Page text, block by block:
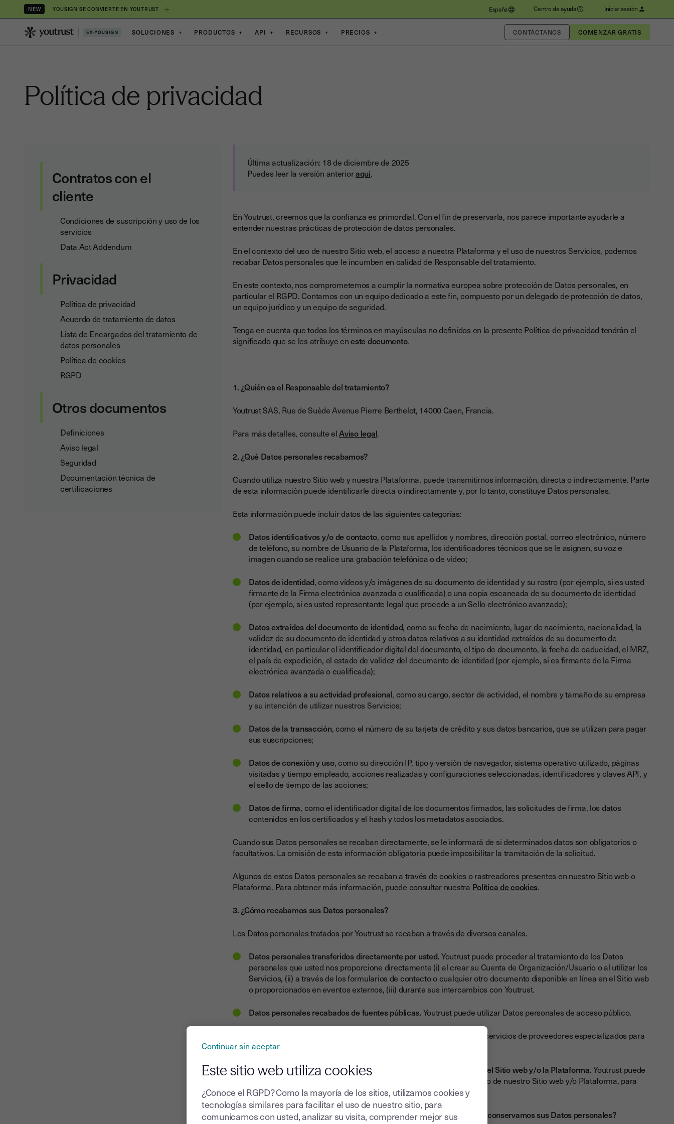
NEW YOUSIGN SE CONVIERTE EN YOUTRUST España Centro de ayuda Iniciar sesión
SOLUCIONES + PRODUCTOS + API + RECURSOS + PRECIOS + CONTÁCTANOS
Política de privacidad
Contratos con el
cliente
Condiciones de suscripción y uso de los
servicios
Data Act Addendum
Privacidad
Política de privacidad
Acuerdo de tratamiento de datos
Lista de Encargados del tratamiento de
datos personales
Política de cookies
RGPD
Otros documentos
Definiciones
Aviso legal
Seguridad
Documentación técnica de
certificaciones
Última actualización: 18 de diciembre de 2025
Puedes leer la versión anterioraquí.
En Youtrust, creemos que la confianza es primordial. Con el fin de preservarla, nos parece importante ayudarle a
entender nuestras prácticas de protección de datos personales.
En el contexto del uso de nuestro Sitio web, el acceso a nuestra Plataforma y el uso de nuestros Servicios, podemos
recabar Datos personales que le incumben en calidad de Responsable del tratamiento.
En este contexto, nos comprometemos a cumplir la normativa europea sobre protección de Datos personales, en
particular el RGPD. Contamos con un equipo dedicado a este fin, compuesto por un delegado de protección de datos,
un equipo jurídico y un equipo de seguridad.
Tenga en cuenta que todos los términos en mayúsculas no definidos en la presente Política de privacidad tendrán el
significado que se les atribuye eneste documento.
1. ¿Quién es el Responsable del tratamiento?
Youtrust SAS, Rue de Suède Avenue Pierre Berthelot, 14000 Caen, Francia.
Para más detalles, consulte elAviso legal.
2. ¿Qué Datos personales recabamos?
Cuando utiliza nuestro Sitio web y nuestra Plataforma, puede transmitirnos información, directa o indirectamente. Parte
de esta información puede identificarle directa o indirectamente y, por lo tanto, constituye Datos personales.
Esta información puede incluir datos de las siguientes categorías:
Datos identificativos y/o de contacto, como sus apellidos y nombres, dirección postal, correo electrónico, número
de teléfono, su nombre de Usuario de la Plataforma, los identificadores técnicos que se le asignen, su voz e
imagen cuando se realice una grabación telefónica o de vídeo;
Datos de identidad, como vídeos y/o imágenes de su documento de identidad y su rostro (por ejemplo, si es usted
firmante de la Firma electrónica avanzada o cualificada) o una copia escaneada de su documento de identidad
(por ejemplo, si es usted representante legal que procede a un Sello electrónico avanzado);
Datos extraídos del documento de identidad, como su fecha de nacimiento, lugar de nacimiento, nacionalidad, la
validez de su documento de identidad y otros datos relativos a su identidad extraídos de su documento de
identidad, en particular el identificador digital del documento, el tipo de documento, la fecha de caducidad, el MRZ,
el país de expedición, el estado de validez del documento de identidad (por ejemplo, si es firmante de la Firma
electrónica avanzada o cualificada);
Datos relativos a su actividad profesional, como su cargo, sector de actividad, el nombre y tamaño de su empresa
y su intención de utilizar nuestros Servicios;
Datos de la transacción, como el número de su tarjeta de crédito y sus datos bancarios, que se utilizan para pagar
sus suscripciones;
Datos de conexión y uso, como su dirección IP, tipo y versión de navegador, sistema operativo utilizado, páginas
visitadas y tiempo empleado, acciones realizadas y configuraciones seleccionadas, identificadores y claves API, y
el sello de tiempo de las acciones;
Datos de firma, como el identificador digital de los documentos firmados, las solicitudes de firma, los datos
contenidos en los certificados y el hash y todos los metadatos asociados.
Cuando sus Datos personales se recaban directamente, se le informará de si determinados datos son obligatorios o
facultativos. La omisión de esta información obligatoria puede imposibilitar la tramitación de la solicitud.
Algunos de estos Datos personales se recaban a través de cookies o rastreadores presentes en nuestro Sitio web o
Plataforma. Para obtener más información, puede consultar nuestra Política de cookies.
3. ¿Cómo recabamos sus Datos personales?
Los Datos personales tratados por Youtrust se recaban a través de diversos canales.
Datos personales transferidos directamente por usted. Youtrust puede proceder al tratamiento de los Datos
personales que usted nos proporcione directamente (i) al crear su Cuenta de Organización/Usuario o al utilizar los
Servicios, (ii) a través de los formularios de contacto o cualquier otro documento disponible en línea en el Sitio web
o proporcionados en eventos externos, (iii) durante sus intercambios con Youtrust.
Datos personales recabados de fuentes públicas. Youtrust puede utilizar Datos personales de acceso público.
. Youtrust podrá utilizar los servicios de proveedores especializados para
acceder a bases de datos actualizadas.
Datos personales recabados automáticamente cuando usted utiliza el Sitio web y/o la Plataforma. Youtrust puede
recabar sus Datos personales para elaborar estadísticas sobre el uso de nuestro Sitio web y/o Plataforma, para
llevar a cabo campañas publicitarias dirigidas.
4. ¿Con qué fundamento jurídico, para qué fines y durante cuánto tiempo conservamos sus Datos personales?
Continuar sin aceptar
Este sitio web utiliza cookies
¿Conoce el RGPD? Como la mayoría de los sitios, utilizamos cookies y
tecnologías similares para facilitar el uso de nuestro sitio, para
comunicarnos con usted, analizar su visita, comprender mejor sus